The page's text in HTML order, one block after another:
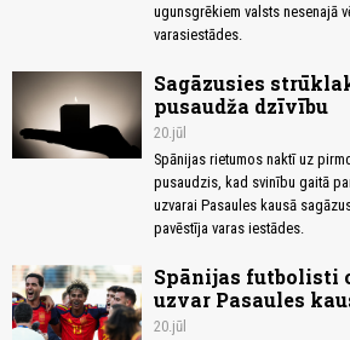
ugunsgrēkiem valsts nesenajā
varasiestādes.
Sagāzusies
pusaudža dzīvību
20.jūl
Spānijas rietumos naktī uz
pusaudzis, kad svinību gaitā
uzvarai Pasaules kausā
pavēstīja varas iestādes.
Spānijas futbolisti
uzvar Pasaules
20.jūl